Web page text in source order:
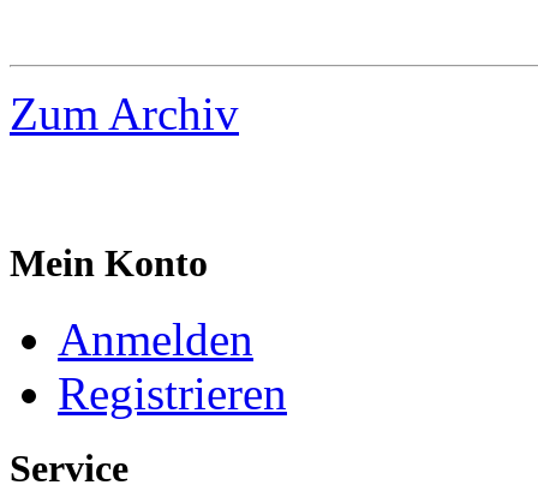
Zum Archiv
Mein Konto
Anmelden
Registrieren
Service